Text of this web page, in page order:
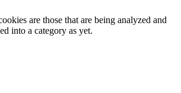
are those that are being analyzed and
into a category as yet.